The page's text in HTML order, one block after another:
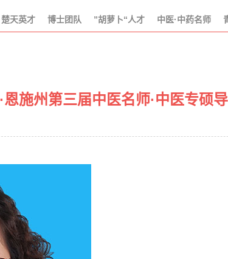
楚天英才 博士团队 ”胡萝卜“人才 中医·中药名师
施州第三届中医名师·中医专硕